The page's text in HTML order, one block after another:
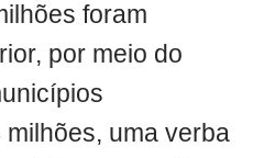
foram
por meio do
uma verba